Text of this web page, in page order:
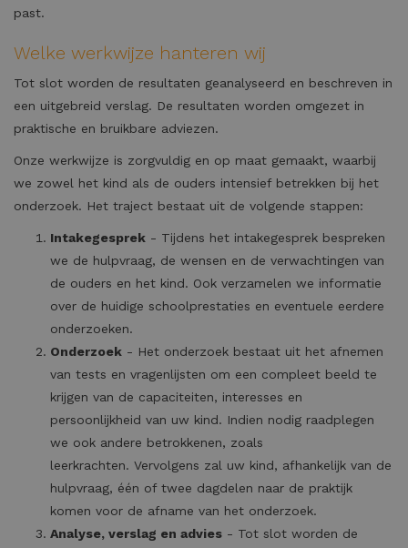
past.
Welke werkwijze hanteren wij
Tot slot worden de resultaten geanalyseerd en beschreven in
een uitgebreid verslag. De resultaten worden omgezet in
praktische en bruikbare adviezen.
Onze werkwijze is zorgvuldig en op maat gemaakt, waarbij
we zowel het kind als de ouders intensief betrekken bij het
onderzoek. Het traject bestaat uit de volgende stappen:
Intakegesprek - Tijdens het intakegesprek bespreken
we de hulpvraag, de wensen en de verwachtingen van
de ouders en het kind. Ook verzamelen we informatie
over de huidige schoolprestaties en eventuele eerdere
onderzoeken.
Onderzoek - Het onderzoek bestaat uit het afnemen
van tests en vragenlijsten om een compleet beeld te
krijgen van de capaciteiten, interesses en
persoonlijkheid van uw kind. Indien nodig raadplegen
we ook andere betrokkenen, zoals
leerkrachten. Vervolgens zal uw kind, afhankelijk van de
hulpvraag, één of twee dagdelen naar de praktijk
komen voor de afname van het onderzoek.
Analyse, verslag en advies - Tot slot worden de